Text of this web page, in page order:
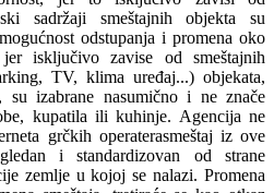
sadržaji smeštajnih objekta su
odstupanja i promena oko
isključivo zavise od smeštajnih
TV, klima uređaj...) objekata,
su izabrane nasumično i ne znače
kupatila ili kuhinje. Agencija ne
grčkih operaterasmeštaj iz ove
i standardizovan od strane
zemlje u kojoj se nalazi. Promena